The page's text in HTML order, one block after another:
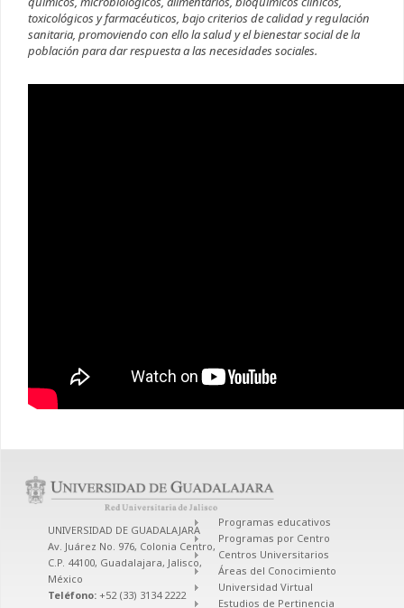
toxicológicos y farmacéuticos, bajo criterios de calidad y regulación
sanitaria, promoviendo con ello la salud y el bienestar social de la
población para dar respuesta a las necesidades sociales.
UNIVERSIDAD DE GUADALAJARA
Av. Juárez No. 976, Colonia Centro,
C.P. 44100, Guadalajara, Jalisco,
México
Teléfono: +52 (33) 3134 2222
Programas educativos
Programas por Centro
Centros Universitarios
Áreas del Conocimiento
Universidad Virtual
Estudios de Pertinencia